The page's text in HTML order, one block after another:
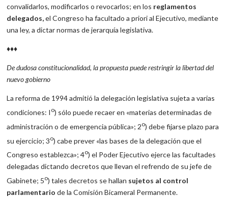
convalidarlos, modificarlos o revocarlos; en los reglamentos
delegados,el Congreso ha facultado a priori al Ejecutivo, mediante
una ley, a dictar normas de jerarquía legislativa.
♦♦♦
De dudosa constitucionalidad, la propuesta puede restringir la libertad del
nuevo gobierno
La reforma de 1994 admitió la delegación legislativa sujeta a varias
condiciones: I o) sólo puede recaer en «materias determinadas de
administración o de emergencia pública»; 2o) debe fijarse plazo para
su ejercicio; 3o) cabe prever «las bases de la delegación que el
Congreso establezca»; 4o) el Poder Ejecutivo ejerce las facultades
delegadas dictando decretos que llevan el refrendo de su jefe de
Gabinete; 5o) tales decretos se hallan sujetos al control
parlamentariode la Comisión Bicameral Permanente.